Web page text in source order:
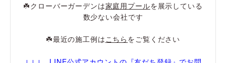
☘️クローバーガーデンは家庭用プールを展示している
数少ない会社です
☘️最近の施工例はこちら をご覧ください